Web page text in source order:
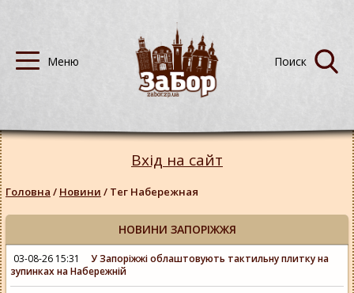
Вхід на сайт
Головна / Новини / Тег Набережная
НОВИНИ ЗАПОРІЖЖЯ
03-08-26 15:31
У Запоріжжі облаштовують тактильну плитку на
зупинках на Набережній